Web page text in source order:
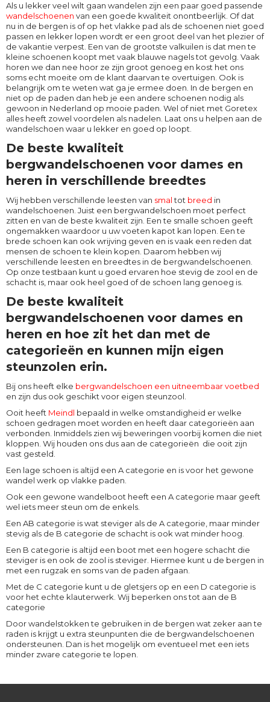
Als u lekker veel wilt gaan wandelen zijn een paar goed passende
wandelschoenen van een goede kwaliteit onontbeerlijk. Of dat
nu in de bergen is of op het vlakke pad als de schoenen niet goed
passen en lekker lopen wordt er een groot deel van het plezier of
de vakantie verpest. Een van de grootste valkuilen is dat men te
kleine schoenen koopt met vaak blauwe nagels tot gevolg. Vaak
horen we dan nee hoor ze zijn groot genoeg en kost het ons
soms echt moeite om de klant daarvan te overtuigen. Ook is
belangrijk om te weten wat ga je ermee doen. In de bergen en
niet op de paden dan heb je een andere schoenen nodig als
gewoon in Nederland op mooie paden. Wel of niet met Goretex
alles heeft zowel voordelen als nadelen. Laat ons u helpen aan de
wandelschoen waar u lekker en goed op loopt.
De beste kwaliteit
bergwandelschoenen voor dames en
heren in verschillende breedtes
Wij hebben verschillende leesten van smaltot breed in
wandelschoenen. Juist een bergwandelschoen moet perfect
zitten en van de beste kwaliteit zijn. Een te smalle schoen geeft
ongemakken waardoor u uw voeten kapot kan lopen. Een te
brede schoen kan ook wrijving geven en is vaak een reden dat
mensen de schoen te klein kopen. Daarom hebben wij
verschillende leesten en breedtes in de bergwandelschoenen.
Op onze testbaan kunt u goed ervaren hoe stevig de zool en de
schacht is, maar ook heel goed of de schoen lang genoeg is.
De beste kwaliteit
bergwandelschoenen voor dames en
heren en hoe zit het dan met de
categorieën en kunnen mijn eigen
steunzolen erin.
Bij ons heeft elke bergwandelschoen een uitneembaar voetbed
en zijn dus ook geschikt voor eigen steunzool.
Ooit heeft Meindl bepaald in welke omstandigheid er welke
schoen gedragen moet worden en heeft daar categorieën aan
verbonden. Inmiddels zien wij beweringen voorbij komen die niet
kloppen. Wij houden ons dus aan de categorieën die ooit zijn
vast gesteld.
Een lage schoen is altijd een A categorie en is voor het gewone
wandel werk op vlakke paden.
Ook een gewone wandelboot heeft een A categorie maar geeft
wel iets meer steun om de enkels.
Een AB categorie is wat steviger als de A categorie, maar minder
stevig als de B categorie de schacht is ook wat minder hoog.
Een B categorie is altijd een boot met een hogere schacht die
steviger is en ook de zool is steviger. Hiermee kunt u de bergen in
met een rugzak en soms van de paden afgaan.
Met de C categorie kunt u de gletsjers op en een D categorie is
voor het echte klauterwerk. Wij beperken ons tot aan de B
categorie
Door wandelstokken te gebruiken in de bergen wat zeker aan te
raden is krijgt u extra steunpunten die de bergwandelschoenen
ondersteunen. Dan is het mogelijk om eventueel met een iets
minder zware categorie te lopen.